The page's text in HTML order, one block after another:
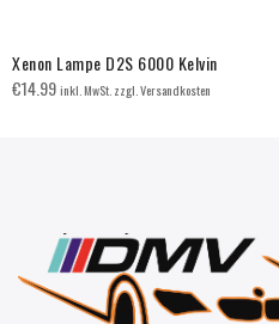
Xenon Lampe D2S 6000 Kelvin
€14.99inkl. MwSt. zzgl. Versandkosten